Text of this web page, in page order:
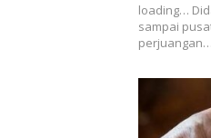
loading…
sampai
perjuangan…